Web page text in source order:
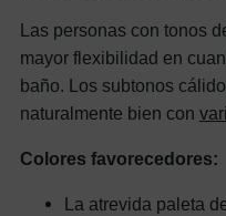
Las personas con tonos
mayor flexibilidad en
baño. Los subtonos
naturalmente bien con
Colores favorecedores:
La atrevida paleta